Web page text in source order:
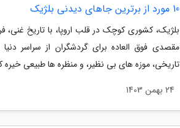
10 مورد از برترین جاهای دیدنی بلژیک
بلژیک، کشوری کوچک در قلب اروپا، با تاریخ غنی،
مقصدی فوق العاده برای گردشگران از سراسر
تاریخی، موزه های بی نظیر، و منظره ها طبیعی خیره
24 بهمن 1403